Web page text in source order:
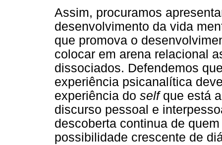
Assim, procuramos
desenvolvimento da vida
que promova o
colocar em arena relacional
dissociados. Defendemos
experiência psicanalítica
experiência do self que está
discurso pessoal e
descoberta continua de
possibilidade crescente de